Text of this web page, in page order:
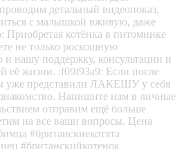
детальный видеопоказ,
с малышкой вживую, даже
Приобретая котёнка в питомнике
не только роскошную
и нашу поддержку, консультации и
её жизни. :f09f93a9: Если после
уже представили ЛАКЕШУ у себя
Напишите нам в личные
отправим ещё больше
на все ваши вопросы. Цена
#британскиекотята
#британскийкотенок